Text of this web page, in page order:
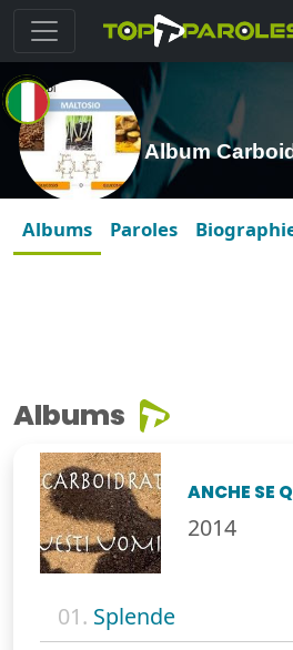
Album
Albums Paroles
Albums
ANCHE SE
2014
01. Splende